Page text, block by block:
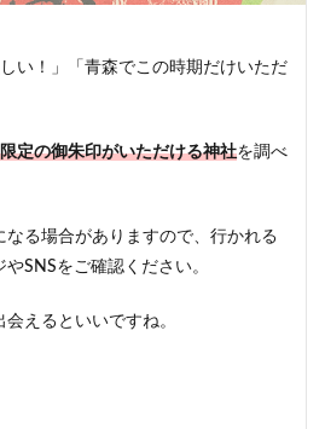
い！」「青森でこの時期だけいただ
定の御朱印がいただける神社を調べ
る場合がありますので、行かれる
SNSをご確認ください。
えるといいですね。